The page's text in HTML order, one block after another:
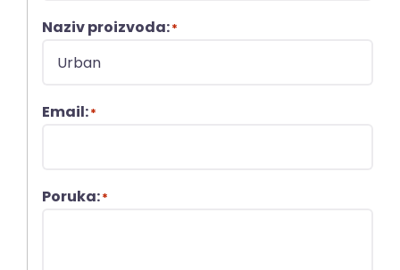
Naziv proizvoda:*
Email:*
Poruka:*